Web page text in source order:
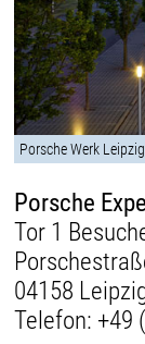
Porsche Werk
Porsche
Tor 1
04158
Telefon: +49